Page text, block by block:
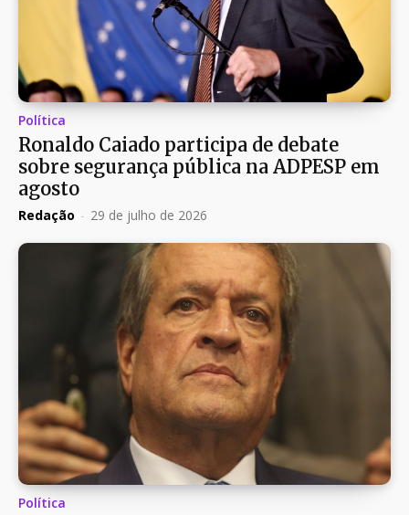
Política
Ronaldo Caiado participa de debate
sobre segurança pública na ADPESP em
agosto
Redação - 29 de julho de 2026
Política